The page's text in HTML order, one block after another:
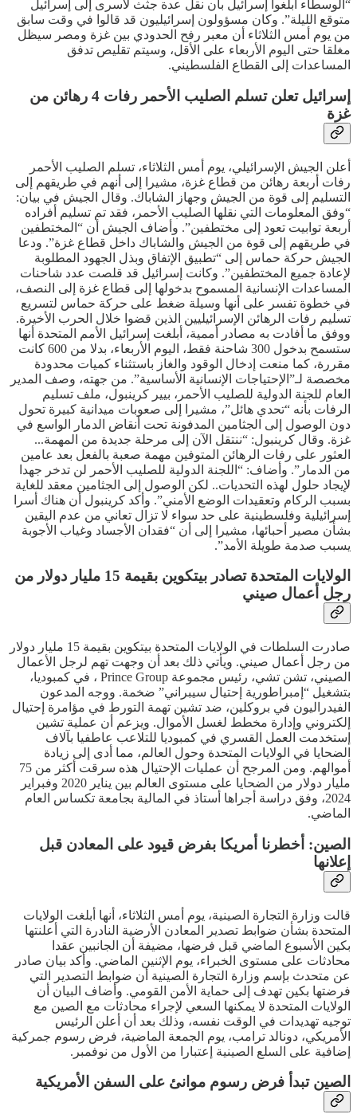
“الوسطاء أبلغوا إسرائيل بأن نقل عدة جثث لأسرى إلى إسرائيل
متوقع الليلة”. وكان مسؤولون إسرائيليون قد قالوا في وقت سابق
من يوم أمس الثلاثاء أن معبر رفح الحدودي بين غزة ومصر سيظل
مغلقا حتى اليوم الأربعاء على الأقل، وسيتم تقليص تدفق
المساعدات إلى القطاع الفلسطيني.
إسرائيل تعلن تسلم الصليب الأحمر رفات 4 رهائن من
غزة
أعلن الجيش الإسرائيلي، يوم أمس الثلاثاء، تسلم الصليب الأحمر
رفات أربعة رهائن من قطاع غزة، مشيرا إلى أنهم في طريقهم إلى
التسليم إلى قوة من الجيش وجهاز الشاباك. وقال الجيش في بيان:
“وفق المعلومات التي نقلها الصليب الأحمر، فقد تم تسليم أفراده
أربعة توابيت تعود إلى مختطفين”. وأضاف الجيش أن “المختطفين
في طريقهم إلى قوة من الجيش والشاباك داخل قطاع غزة”. ودعا
الجيش حركة حماس إلى “تطبيق الإتفاق وبذل الجهود المطلوبة
لإعادة جميع المختطفين”. وكانت إسرائيل قد قلصت عدد شاحنات
المساعدات الإنسانية المسموح بدخولها إلى قطاع غزة إلى النصف،
في خطوة تفسر على أنها وسيلة ضغط على حركة حماس لتسريع
تسليم رفات الرهائن الإسرائيليين الذين قضوا خلال الحرب الأخيرة.
ووفق ما أفادت به مصادر أممية، أبلغت إسرائيل الأمم المتحدة أنها
ستسمح بدخول 300 شاحنة فقط، اليوم الأربعاء، بدلا من 600 كانت
مقررة، كما منعت إدخال الوقود والغاز باستثناء كميات محدودة
مخصصة لـ”الإحتياجات الإنسانية الأساسية”. من جهته، وصف المدير
العام للجنة الدولية للصليب الأحمر، بيير كرينبول، ملف تسليم
الرفات بأنه “تحدي هائل”، مشيرا إلى صعوبات ميدانية كبيرة تحول
دون الوصول إلى الجثامين المدفونة تحت أنقاض الدمار الواسع في
غزة. وقال كرينبول: “ننتقل الآن إلى مرحلة جديدة من المهمة...
العثور على رفات الرهائن المتوفين مهمة صعبة بالفعل بعد عامين
من الدمار”. وأضاف: “اللجنة الدولية للصليب الأحمر لن تدخر جهدا
لإيجاد حلول لهذه التحديات.. لكن الوصول إلى الجثامين معقد للغاية
بسبب الركام وتعقيدات الوضع الأمني”. وأكد كرينبول أن هناك أسرا
إسرائيلية وفلسطينية على حد سواء لا تزال تعاني من عدم اليقين
بشأن مصير أحبائها، مشيرا إلى أن “فقدان الأجساد وغياب الأجوبة
يسبب صدمة طويلة الأمد”.
الولايات المتحدة تصادر بيتكوين بقيمة 15 مليار دولار من
رجل أعمال صيني
صادرت السلطات في الولايات المتحدة بيتكوين بقيمة 15 مليار دولار
من رجل أعمال صيني. ويأتي ذلك بعد أن وجهت تهم لرجل الأعمال
الصيني، تشن تشي، رئيس مجموعة Prince Group ، في كمبوديا،
بتشغيل “إمبراطورية إحتيال سيبراني” ضخمة. ووجه المدعون
الفيدراليون في بروكلين، ضد تشين تهمة التورط في مؤامرة إحتيال
إلكتروني وإدارة مخطط لغسل الأموال. ويزعم أن عملية تشين
إستخدمت العمل القسري في كمبوديا للتلاعب عاطفيا بآلاف
الضحايا في الولايات المتحدة وحول العالم، مما أدى إلى زيادة
أموالهم. ومن المرجح أن عمليات الإحتيال هذه سرقت أكثر من 75
مليار دولار من الضحايا على مستوى العالم بين يناير 2020 وفبراير
2024، وفق دراسة أجراها أستاذ في المالية بجامعة تكساس العام
الماضي.
الصين: أخطرنا أمريكا بفرض قيود على المعادن قبل
إعلانها
قالت وزارة التجارة الصينية، يوم أمس الثلاثاء، أنها أبلغت الولايات
المتحدة بشأن ضوابط تصدير المعادن الأرضية النادرة التي أعلنتها
بكين الأسبوع الماضي قبل فرضها، مضيفة أن الجانبين عقدا
محادثات على مستوى الخبراء، يوم الإثنين الماضي. وأكد بيان صادر
عن متحدث بإسم وزارة التجارة الصينية أن ضوابط التصدير التي
فرضتها بكين تهدف إلى حماية الأمن القومي. وأضاف البيان أن
الولايات المتحدة لا يمكنها السعي لإجراء محادثات مع الصين مع
توجيه تهديدات في الوقت نفسه، وذلك بعد أن أعلن الرئيس
الأمريكي، دونالد ترامب، يوم الجمعة الماضية، فرض رسوم جمركية
إضافية على السلع الصينية إعتبارا من الأول من نوفمبر.
الصين تبدأ فرض رسوم موانئ على السفن الأمريكية